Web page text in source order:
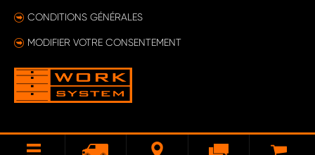
CONDITIONS GÉNÉRALES
MODIFIER VOTRE CONSENTEMENT